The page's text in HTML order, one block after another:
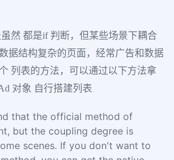
然 都是if 判断，但某些场景下耦合
据结构复杂的页面，经常广告和数据
列表的方法，可以通过以下方法拿
对象 自行搭建列表
that the official method of
but the coupling degree is
scenes. If you don't want to